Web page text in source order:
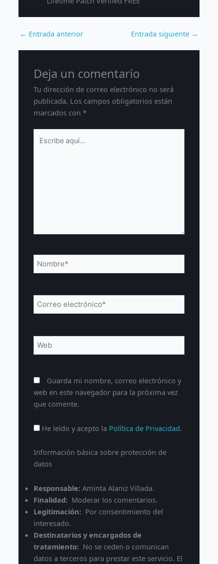
← Entrada anterior Entrada siguiente →
Deja un comentario
Tu dirección de correo electrónico no será
publicada. Los campos obligatorios están
marcados con*
aquí...
Nombre*
Correo
electrónico*
Web
Guarda mi nombre, correo electrónico y
web en este navegador para la próxima vez
que comente.
He leído y acepto la Política de Privacidad.
Información básica sobre protección de
datos
Responsable: Aminta Alaniz Villada.
Finalidad: Moderar los comentarios.
Legitimación: Por consentimiento del
interesado.
Destinatarios y encargados de
tratamiento: No se ceden o comunican
datos a terceros para prestar este servicio. El